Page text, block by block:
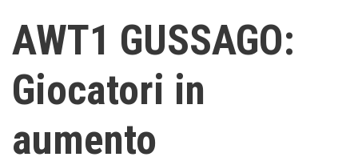
AWT1 GUSSAGO:
Giocatori in
aumento